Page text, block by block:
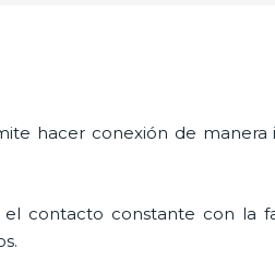
hacer conexión de manera
contacto constante con la